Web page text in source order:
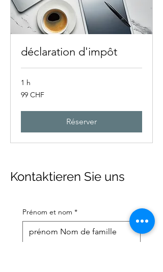
déclaration d'impôt
1 h
99
francs
99 CHF
Réserver
Kontaktieren Sie uns
Prénom et nom *